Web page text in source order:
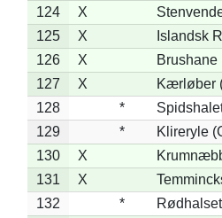
124
X
125
X
Islandsk
126
X
127
X
Kærløber
128
*
129
*
Klireryle
130
X
131
X
132
*